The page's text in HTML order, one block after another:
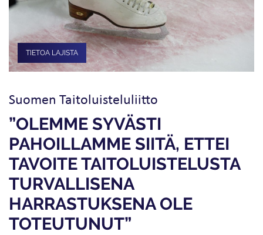
TIETOA LAJISTA
Suomen Taitoluisteluliitto
”OLEMME SYVÄSTI
PAHOILLAMME SIITÄ, ETTEI
TAVOITE TAITOLUISTELUSTA
TURVALLISENA
HARRASTUKSENA OLE
TOTEUTUNUT”